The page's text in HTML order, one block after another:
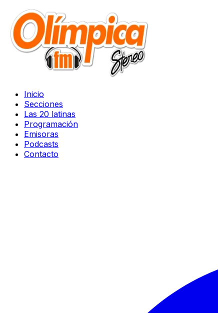
Inicio
Secciones
Las 20 latinas
Programación
Emisoras
Podcasts
Contacto